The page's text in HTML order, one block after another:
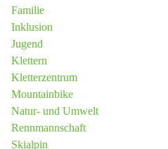
Familie
Inklusion
Jugend
Klettern
Kletterzentrum
Mountainbike
Natur- und Umwelt
Rennmannschaft
Skialpin